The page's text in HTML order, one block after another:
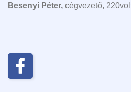
Besenyi Péter, cégvezető,